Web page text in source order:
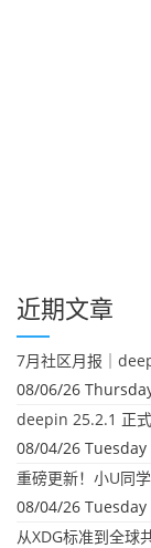
近期文章
7月社区月报｜
08/06/26
deepin 25.2.1 正式
08/04/26 Tuesday
08/04/26 Tuesday
从XDG标准到全球